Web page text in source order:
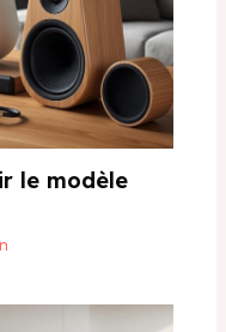
le modèle